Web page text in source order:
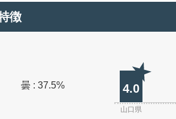
徴
曇 : 37.5% 4.0
山口県